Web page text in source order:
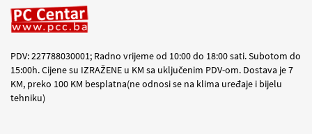
PDV: 227788030001; Radno vrijeme od 10:00 do 18:00 sati. Subotom do
15:00h. Cijene su IZRAŽENE u KM sa uključenim PDV-om. Dostava je 7
KM, preko 100 KM besplatna(ne odnosi se na klima uređaje i bijelu
tehniku)